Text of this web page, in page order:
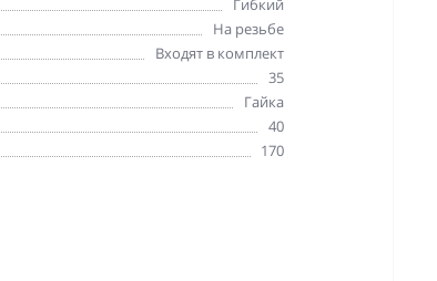
Гибкий
На резьбе
Входят в комплект
35
Гайка
40
170